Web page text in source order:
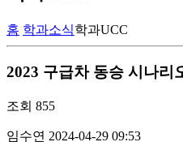
홈 학과소식학과UCC
2023 구급차 동승 시나리
조회 855
임수연 2024-04-29 09:53